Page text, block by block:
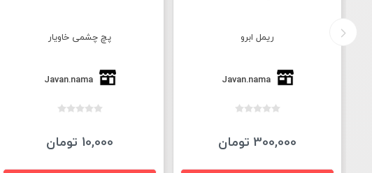
ریمل ابرو
Javan.nama
300,000 تومان
پچ چشمی خاویار
Javan.nama
10,000 تومان